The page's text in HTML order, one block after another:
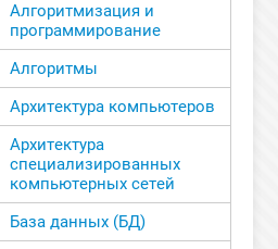
Алгоритмизация и
программирование
Алгоритмы
Архитектура компьютеров
Архитектура
специализированных
компьютерных сетей
База данных (БД)